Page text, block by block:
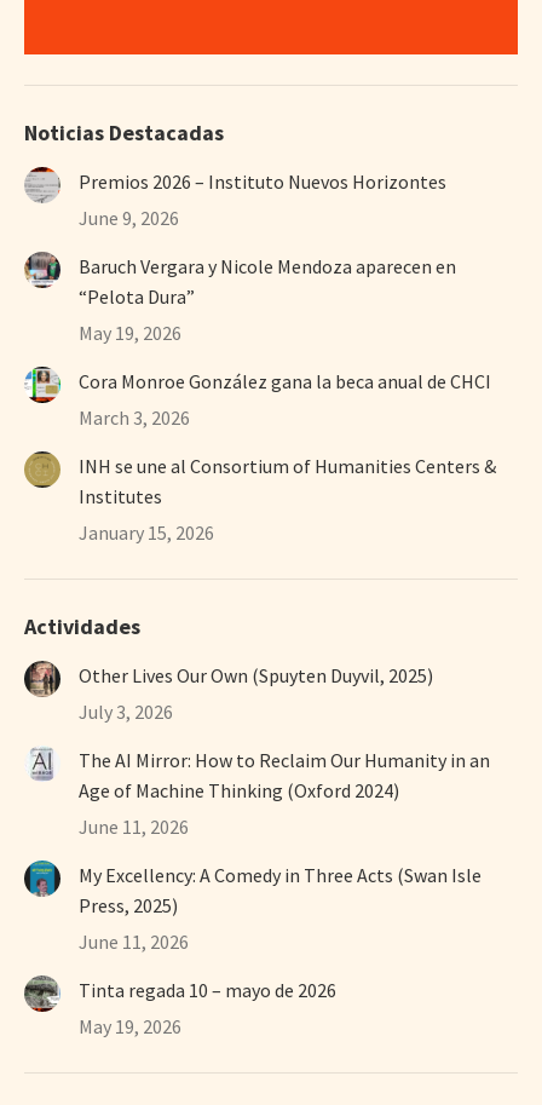
Noticias Destacadas
Premios 2026 – Instituto Nuevos Horizontes
June 9, 2026
Baruch Vergara y Nicole Mendoza aparecen en
“Pelota Dura”
May 19, 2026
Cora Monroe González gana la beca anual de CHCI
March 3, 2026
INH se une al Consortium of Humanities Centers &
Institutes
January 15, 2026
Actividades
Other Lives Our Own (Spuyten Duyvil, 2025)
July 3, 2026
The AI Mirror: How to Reclaim Our Humanity in an
Age of Machine Thinking (Oxford 2024)
June 11, 2026
My Excellency: A Comedy in Three Acts (Swan Isle
Press, 2025)
June 11, 2026
Tinta regada 10 – mayo de 2026
May 19, 2026